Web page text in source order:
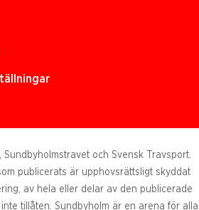
och Svensk Travsport.
publicerats är upphovsrättsligt skyddat
av hela eller delar av den publicerade
tillåten. Sundbyholm är en arena för alla